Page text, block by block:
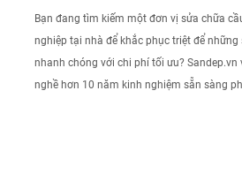
Bạn đang tìm kiếm một đơn vị sửa chữa
nghiệp tại nhà để khắc phục triệt để những
nhanh chóng với chi phí tối ưu?
nghề hơn 10 năm kinh nghiệm sẵn sàng